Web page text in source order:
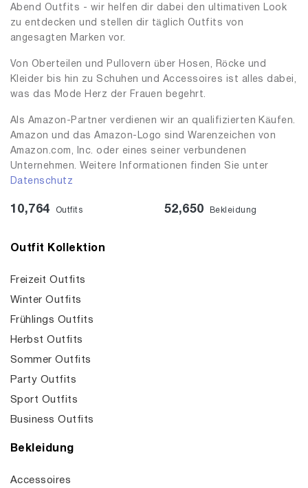
Abend Outfits - wir helfen dir dabei den ultimativen Look
zu entdecken und stellen dir täglich Outfits von
angesagten Marken vor.
Von Oberteilen und Pullovern über Hosen, Röcke und
Kleider bis hin zu Schuhen und Accessoires ist alles dabei,
was das Mode Herz der Frauen begehrt.
Als Amazon-Partner verdienen wir an qualifizierten Käufen.
Amazon und das Amazon-Logo sind Warenzeichen von
Amazon.com, Inc. oder eines seiner verbundenen
Unternehmen. Weitere Informationen finden Sie unter
Datenschutz
10,764 Outfits 52,650 Bekleidung
Outfit Kollektion
Freizeit Outfits
Winter Outfits
Frühlings Outfits
Herbst Outfits
Sommer Outfits
Party Outfits
Sport Outfits
Business Outfits
Bekleidung
Accessoires